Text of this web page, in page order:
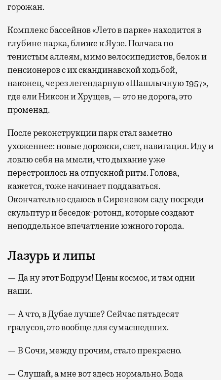
горожан.
Комплекс бассейнов «Лето в парке» находится в
глубине парка, ближе к Яузе. Полчаса по
тенистым аллеям, мимо велосипедистов, белок и
пенсионеров с их скандинавской ходьбой,
наконец, через легендарную «Шашлычную 1957»,
где ели Никсон и Хрущев, — это не дорога, это
променад.
После реконструкции парк стал заметно
ухоженнее: новые дорожки, свет, навигация. Иду и
ловлю себя на мысли, что дыхание уже
перестроилось на отпускной ритм. Голова,
кажется, тоже начинает поддаваться.
Окончательно сдаюсь в Сиреневом саду посреди
скульптур и беседок-ротонд, которые создают
неподдельное впечатление южного города.
Лазурь и липы
— Да ну этот Бодрум! Цены космос, и там одни
наши.
— А что, в Дубае лучше? Сейчас пятьдесят
градусов, это вообще для сумасшедших.
— В Сочи, между прочим, стало прекрасно.
— Слушай, а мне вот здесь нормально. Вода